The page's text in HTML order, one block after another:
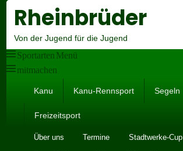
Rheinbrüder
Von der Jugend für die Jugend
Sportarten Menü
mitmachen
Kanu Kanu-Rennsport Segeln
Freizeitsport
Untermenü
Über uns Termine Stadtwerke-Cup